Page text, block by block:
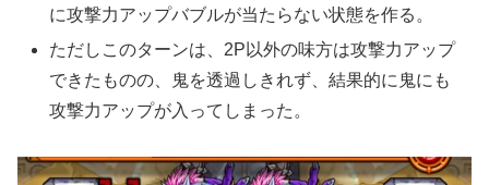
に攻撃力アップバブルが当たらない状態を作る。
ただしこのターンは、2P以外の味方は攻撃力アップ
できたものの、鬼を透過しきれず、結果的に鬼にも
攻撃力アップが入ってしまった。